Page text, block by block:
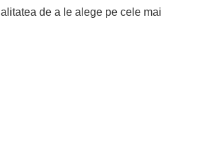
de a le alege pe cele mai